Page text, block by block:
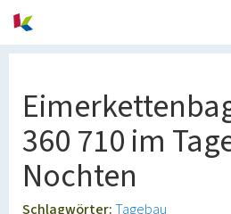
360 710 im
Nochten
Schlagwörter:Tagebau